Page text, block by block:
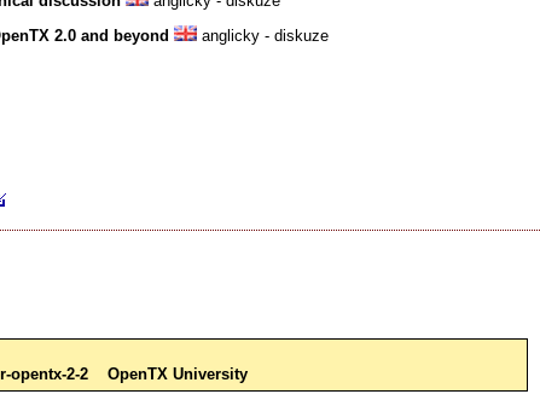
2.0 and beyond
anglicky - diskuze
opentx-2-2 OpenTX University